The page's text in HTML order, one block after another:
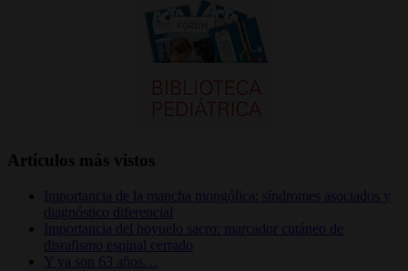
Artículos más vistos
Importancia de la mancha mongólica: síndromes asociados y
diagnóstico diferencial
Importancia del hoyuelo sacro: marcador cutáneo de
disrafismo espinal cerrado
Y ya son 63 años…